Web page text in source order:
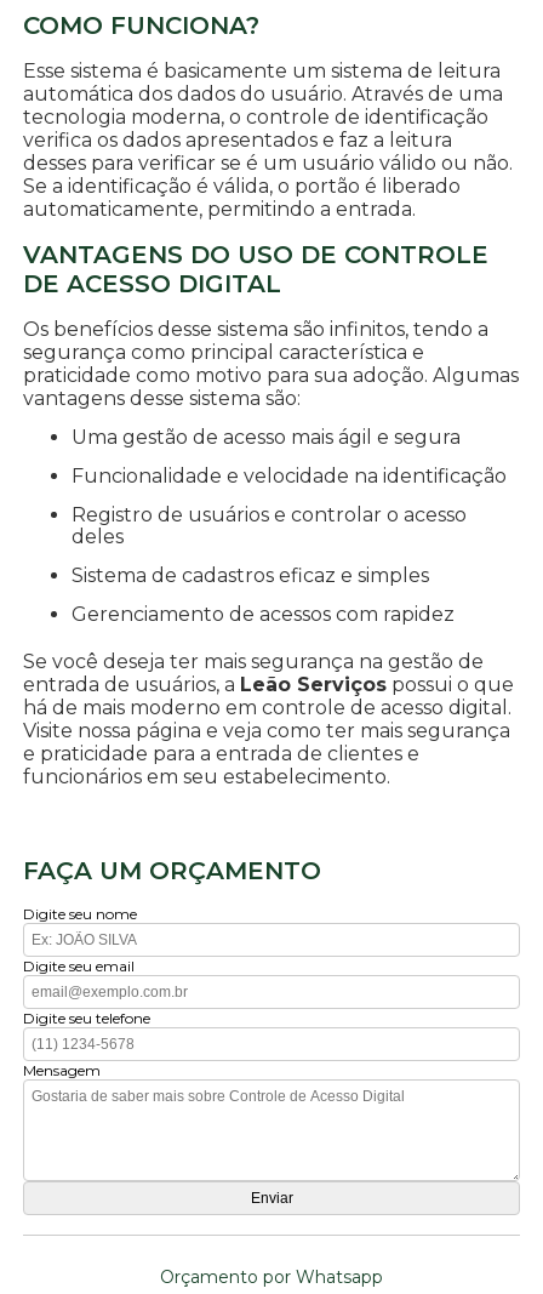
COMO FUNCIONA?
Esse sistema é basicamente um sistema de leitura
automática dos dados do usuário. Através de uma
tecnologia moderna, o controle de identificação
verifica os dados apresentados e faz a leitura
desses para verificar se é um usuário válido ou não.
Se a identificação é válida, o portão é liberado
automaticamente, permitindo a entrada.
VANTAGENS DO USO DE CONTROLE
DE ACESSO DIGITAL
Os benefícios desse sistema são infinitos, tendo a
segurança como principal característica e
praticidade como motivo para sua adoção. Algumas
vantagens desse sistema são:
Uma gestão de acesso mais ágil e segura
Funcionalidade e velocidade na identificação
Registro de usuários e controlar o acesso
deles
Sistema de cadastros eficaz e simples
Gerenciamento de acessos com rapidez
Se você deseja ter mais segurança na gestão de
entrada de usuários, a Leão Serviços possui o que
há de mais moderno em controle de acesso digital.
Visite nossa página e veja como ter mais segurança
e praticidade para a entrada de clientes e
funcionários em seu estabelecimento.
FAÇA UM ORÇAMENTO
Digite seu nome
Digite seu email
Digite seu telefone
Mensagem
Orçamento por Whatsapp